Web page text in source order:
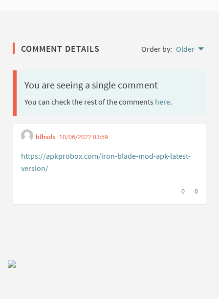
COMMENT DETAILS Order by: Older
You are seeing a single comment
You can check the rest of the comments here.
bfbsds 10/06/2022 03:59
https://apkprobox.com/iron-blade-mod-apk-latest-
version/
I agree with
0 I0